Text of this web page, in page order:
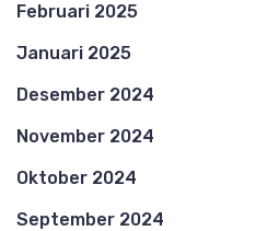
Februari 2025
Januari 2025
Desember 2024
November 2024
Oktober 2024
September 2024